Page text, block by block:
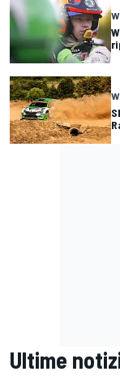
Ultime